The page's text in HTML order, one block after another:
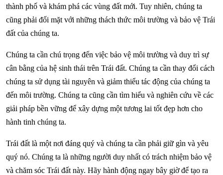
thành phố và khám phá các vùng đất mới. Tuy nhiên, chúng ta
cũng phải đối mặt với những thách thức môi trường và bảo vệ Trái
đất của chúng ta.
Chúng ta cần chú trọng đến việc bảo vệ môi trường và duy trì sự
cân bằng của hệ sinh thái trên Trái đất. Chúng ta cần thay đổi cách
chúng ta sử dụng tài nguyên và giảm thiểu tác động của chúng ta
đến môi trường. Chúng ta cũng cần tìm hiểu và nghiên cứu về các
giải pháp bền vững để xây dựng một tương lai tốt đẹp hơn cho
hành tinh chúng ta.
Trái đất là một nơi đáng quý và chúng ta cần phải giữ gìn và yêu
quý nó. Chúng ta là những người duy nhất có trách nhiệm bảo vệ
và chăm sóc Trái đất này. Hãy hành động ngay bây giờ để tạo ra